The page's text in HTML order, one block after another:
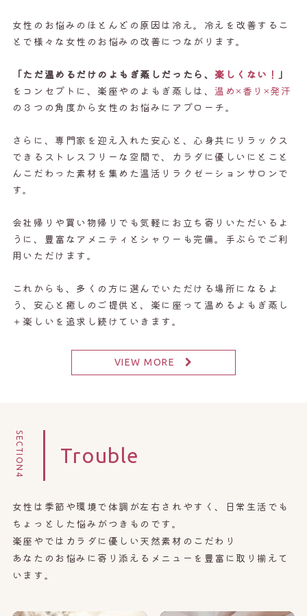
女性のお悩みのほとんどの原因は冷え。冷えを改善するこ
とで様々な女性のお悩みの改善につながります。
「ただ温めるだけのよもぎ蒸しだったら、 楽しくない！ 」
をコンセプトに、楽座やのよもぎ蒸しは、 温め×香り×発汗
の３つの角度から女性のお悩みにアプローチ。
さらに、専門家を迎え入れた安心と、心身共にリラックス
できるストレスフリーな空間で、カラダに優しいにとこと
んこだわった素材を集めた温活リラクゼーションサロンで
す。
会社帰りや買い物帰りでも気軽にお立ち寄りいただいるよ
うに、豊富なアメニティとシャワーも完備。手ぶらでご利
用いただけます。
これからも、多くの方に選んでいただける場所になるよ
う、安心と癒しのご提供と、楽に座って温めるよもぎ蒸し
＋楽しいを追求し続けていきます。
VIEW MORE
Trouble
SECTION4
女性は季節や環境で体調が左右されやすく、日常生活でも
ちょっとした悩みがつきものです。
楽座やではカラダに優しい天然素材のこだわり
あなたのお悩みに寄り添えるメニューを豊富に取り揃えて
います。